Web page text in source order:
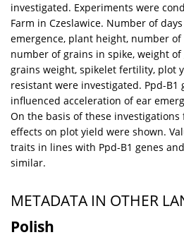
investigated. Experiments were
Farm in Czeslawice. Number of
emergence, plant height, number
number of grains in spike, weight
grains weight, spikelet fertility, plot
resistant were investigated. Ppd-B1
influenced acceleration of ear
On the basis of these
effects on plot yield were shown.
traits in lines with Ppd-B1 genes
similar.
METADATA IN OTHER
Polish